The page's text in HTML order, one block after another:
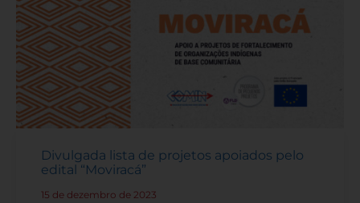
Divulgada lista de projetos apoiados pelo
edital “Moviracá”
15 de dezembro de 2023